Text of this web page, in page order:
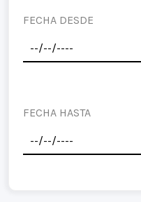
FECHA DESDE
FECHA HASTA